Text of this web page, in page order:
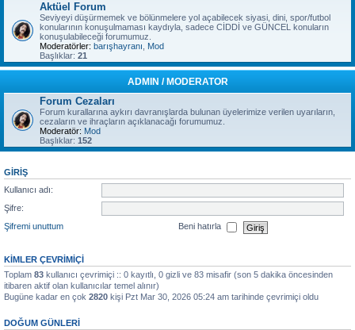
Aktüel Forum
Seviyeyi düşürmemek ve bölünmelere yol açabilecek siyasi, dini, spor/futbol
konularının konuşulmaması kaydıyla, sadece CİDDİ ve GÜNCEL konuların
konuşulabileceği forumumuz.
Moderatörler: barışhayranı
Mod
Başlıklar: 21
ADMIN / MODERATOR
Forum Cezaları
Forum kurallarına aykırı davranışlarda bulunan üyelerimize verilen uyarıların,
cezaların ve ihraçların açıklanacağı forumumuz.
Moderatör: Mod
Başlıklar: 152
GIRIŞ
Kullanıcı adı:
Şifre:
Şifremi unuttum
Beni hatırla
KIMLER ÇEVRIMIÇI
Toplam 83 kullanıcı çevrimiçi :: 0 kayıtlı, 0 gizli ve 83 misafir (son 5 dakika öncesinden
itibaren aktif olan kullanıcılar temel alınır)
Bugüne kadar en çok 2820 kişi Pzt Mar 30, 2026 05:24 am tarihinde çevrimiçi oldu
DOĞUM GÜNLERI